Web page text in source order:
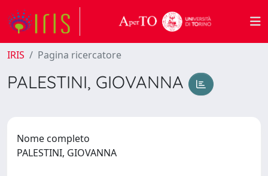
IRIS Pagina ricercatore
PALESTINI, GIOVANNA
Nome completo
PALESTINI, GIOVANNA